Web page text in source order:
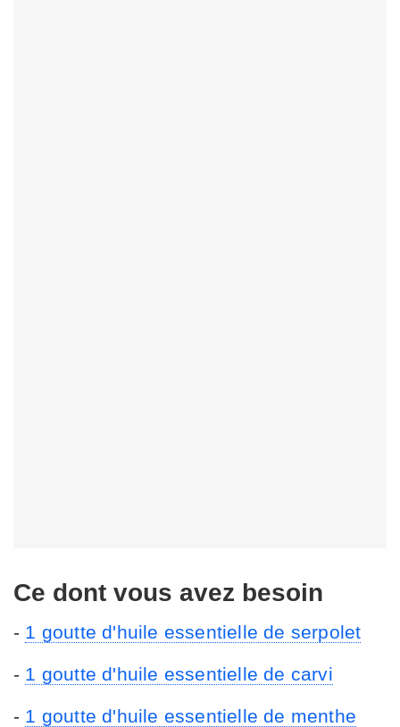
Ce dont vous avez besoin
- 1 goutte d'huile essentielle de serpolet
- 1 goutte d'huile essentielle de carvi
- 1 goutte d'huile essentielle de menthe